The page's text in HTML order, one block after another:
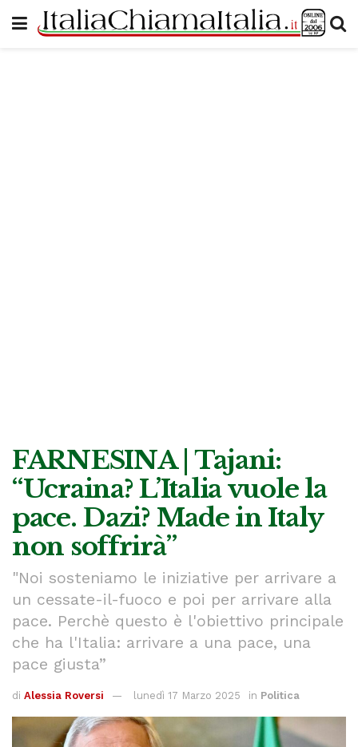
FARNESINA | Tajani:
“Ucraina? L’Italia vuole la
pace. Dazi? Made in Italy
non soffrirà”
"Noi sosteniamo le iniziative per arrivare a
un cessate-il-fuoco e poi per arrivare alla
pace. Perchè questo è l'obiettivo principale
che ha l'Italia: arrivare a una pace, una
pace giusta”
di Alessia Roversi lunedì 17 Marzo 2025 in Politica